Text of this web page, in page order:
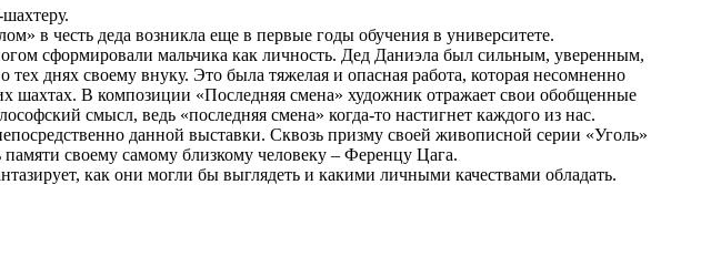
в честь деда возникла еще в первые годы обучения в университете.
сформировали мальчика как личность. Дед Даниэла был сильным, уверенным,
днях своему внуку. Это была тяжелая и опасная работа, которая несомненно
шахтах. В композиции «Последняя смена» художник отражает свои обобщенные
смысл, ведь «последняя смена» когда-то настигнет каждого из нас.
данной выставки. Сквозь призму своей живописной серии «Уголь»
памяти своему самому близкому человеку – Ференцу Цага.
как они могли бы выглядеть и какими личными качествами обладать.